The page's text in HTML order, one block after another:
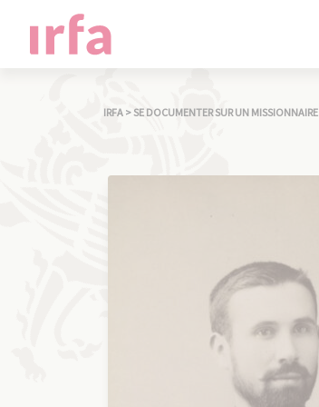
IRFA >SE DOCUMENTER SUR UN MISSIONNAIRE